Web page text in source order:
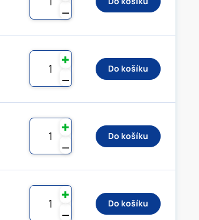
⚊
⚊
✚
Do košíku
⚊
✚
Do košíku
⚊
✚
Do košíku